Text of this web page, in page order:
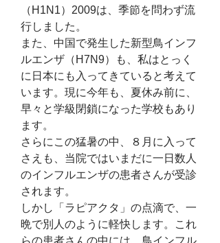
（H1N1）2009は、季節を問わず流
行しました。
また、中国で発生した新型鳥インフ
ルエンザ（H7N9）も、私はとっく
に日本にも入ってきていると考えて
います。現に今年も、夏休み前に、
早々と学級閉鎖になった学校もあり
ます。
さらにこの猛暑の中、８月に入って
さえも、当院ではいまだに一日数人
のインフルエンザの患者さんが受診
されます。
しかし「ラピアクタ」の点滴で、一
晩で別人のように軽快します。これ
らの患者さんの中には、鳥インフル